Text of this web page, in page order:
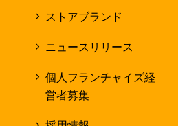
ストアブランド
ニュースリリース
個人フランチャイズ経
営者募集